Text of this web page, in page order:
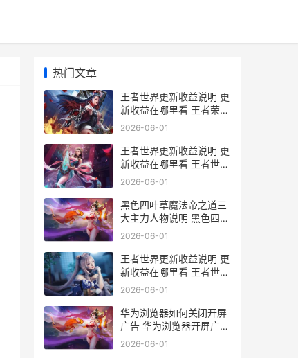
热门文章
王者世界更新收益说明 更
新收益在哪里看 王者荣耀
更新维护到几点?
2026-06-01
王者世界更新收益说明 更
新收益在哪里看 王者世界
怎么停更了
2026-06-01
黑色四叶草魔法帝之道三
大主力人物说明 黑色四叶
草手机游戏三大主力人物
道国服简体中文翻译成
功?
2026-06-01
王者世界更新收益说明 更
新收益在哪里看 王者世界
更新收不到消息
2026-06-01
华为浏览器如何关闭开屏
广告 华为浏览器开屏广告
关闭配置方式 华为浏览器
2026-06-01